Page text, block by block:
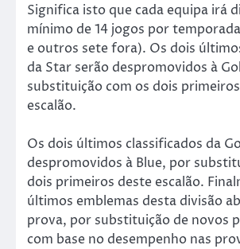
Significa isto que cada equipa irá
mínimo de 14 jogos por
e outros sete fora). Os dois
da Star serão despromovidos à
substituição com os dois
escalão.
Os dois últimos classificados da
despromovidos à Blue, por
dois primeiros deste escalão.
últimos emblemas desta divisão
prova, por substituição de novos
com base no desempenho nas